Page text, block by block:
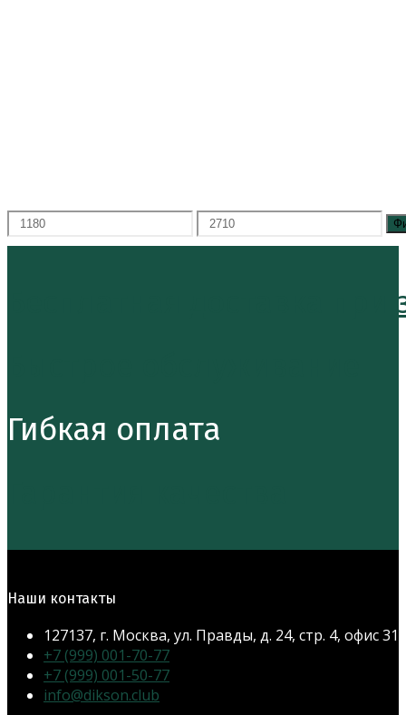
Минимальная
цена
Максимальная
цена
Бесплатная доставка при
Гибкая оплата
Наши контакты
127137, г. Москва, ул. Правды, д. 24, стр. 4, офис 317
+7 (999) 001-70-77Откроется
в
+7 (999) 001-50-77Откроется
info@dikson.club